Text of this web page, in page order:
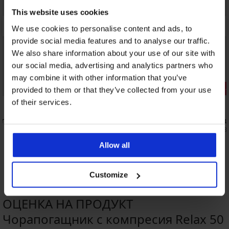
This website uses cookies
We use cookies to personalise content and ads, to
provide social media features and to analyse our traffic.
We also share information about your use of our site with
our social media, advertising and analytics partners who
may combine it with other information that you’ve
provided to them or that they’ve collected from your use
of their services.
Allow all
Customize
-25% ALL25
2+1 БЕЗПЛАТНО
Чорапогащник Molly Plus Size 20 DEN
(16,12 лв.)
Отстъпка -
2+1 БЕЗПЛАТНО
2+1 БЕЗПЛАТНО
2+1 БЕЗПЛАТНО
2+1 БЕЗПЛАТНО
2+1 БЕЗПЛАТНО
2+1 БЕЗПЛАТНО
2+1 БЕЗПЛАТНО
2+1 БЕЗПЛАТНО
ОЦЕНКА НА ПРОДУКТ
Чорапогащник с компресия Relax 50